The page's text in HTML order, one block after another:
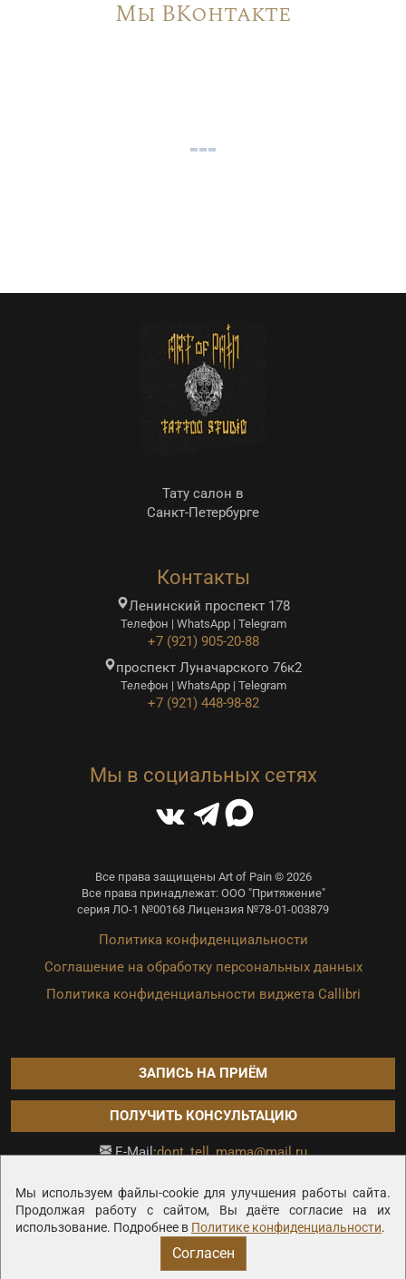
Мы используем файлы-cookie для улучшения работы сайта.
Продолжая работу с сайтом, Вы даёте согласие на их
использование. Подробнее в Политике конфиденциальности.
Согласен
Мы ВКонтакте
Тату салон в
Санкт-Петербурге
Контакты
Ленинский проспект 178
Телефон | WhatsApp | Telegram
+7 (921) 905-20-88
проспект Луначарского 76к2
Телефон | WhatsApp | Telegram
+7 (921) 448-98-82
Мы в социальных сетях
Все права защищены Art of Pain © 2026
Все права принадлежат: ООО "Притяжение"
серия ЛО-1 №00168 Лицензия №78-01-003879
Политика конфиденциальности
Соглашение на обработку персональных данных
Политика конфиденциальности виджета Callibri
ЗАПИСЬ НА ПРИЁМ
ПОЛУЧИТЬ КОНСУЛЬТАЦИЮ
E-Mail:dont_tell_mama@mail.ru